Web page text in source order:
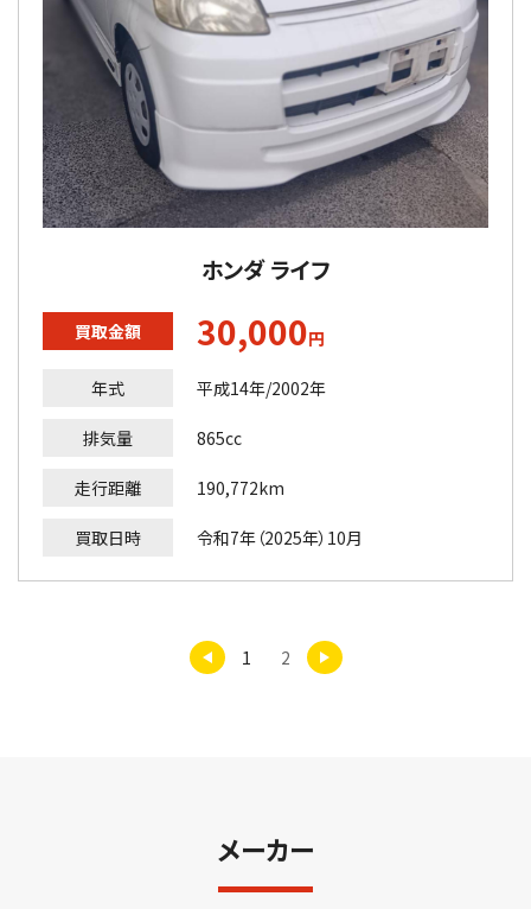
ホンダ ライフ
買取金額 30,000円
年式 平成14年/2002年
排気量 865cc
走行距離 190,772km
買取日時 令和7年（2025年）10月
1 2
メーカー